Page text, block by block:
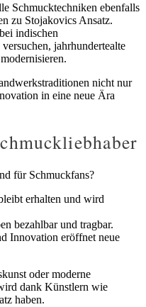
Schmucktechniken ebenfalls
zu Stojakovics Ansatz.
indischen
jahrhundertealte
nicht nur
in eine neue Ära
für Schmuckfans?
erhalten und wird
bezahlbar und tragbar.
Innovation eröffnet neue
oder moderne
dank Künstlern wie
haben.